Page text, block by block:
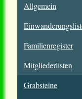
Allgemein
Familienregister
Mitgliederlisten
Grabsteine